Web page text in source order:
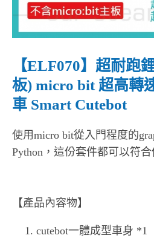
【ELF070】超耐跑
板) micro bit 超高轉
車 Smart Cutebot
使用micro bit從入門程度的
Python，這份套件都可以符合
【產品內容物】
cutebot一體成型車身 *1